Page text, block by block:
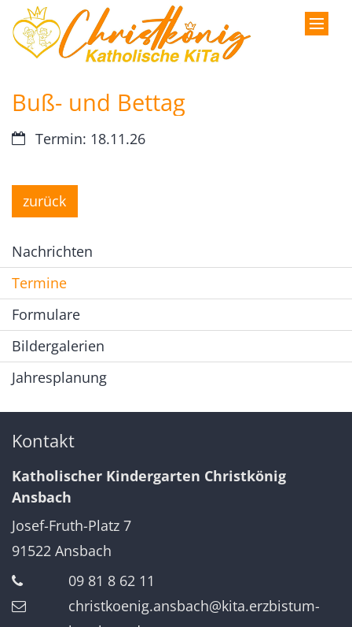
Zum Inhalt springen
Buß- und Bettag
Datum:Termin: 18.11.26
zurück
Nachrichten
Termine
Formulare
Bildergalerien
Jahresplanung
Kontakt
Katholischer Kindergarten Christkönig
Ansbach
Josef-Fruth-Platz 7
91522 Ansbach
09 81 8 62 11
christkoenig.ansbach@kita.erzbistum-